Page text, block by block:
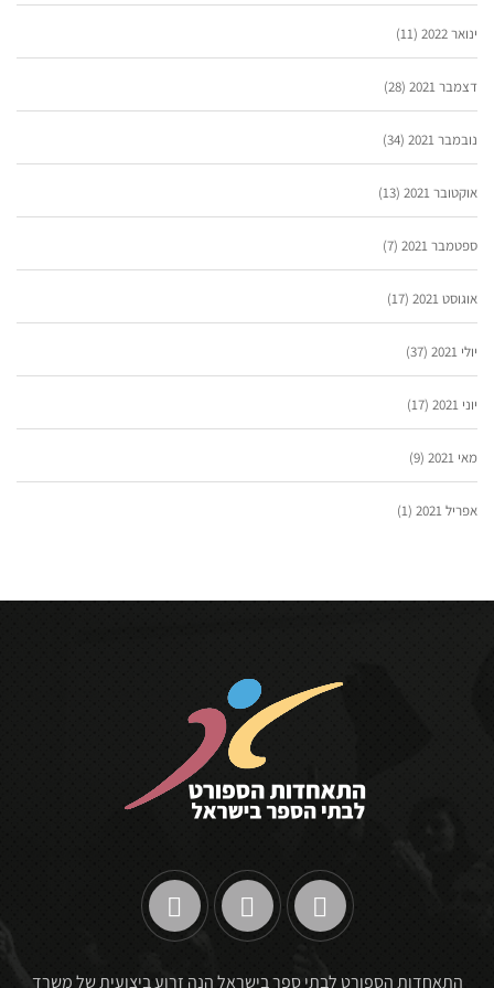
ינואר 2022 (11)
דצמבר 2021 (28)
נובמבר 2021 (34)
אוקטובר 2021 (13)
ספטמבר 2021 (7)
אוגוסט 2021 (17)
יולי 2021 (37)
יוני 2021 (17)
מאי 2021 (9)
אפריל 2021 (1)
התאחדות הספורט לבתי ספר בישראל הנה זרוע ביצועית של משרד